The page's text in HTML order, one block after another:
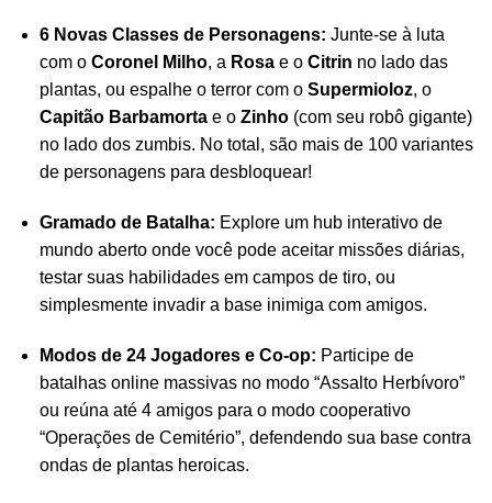
6 Novas Classes de Personagens: Junte-se à luta
com o Coronel Milho, a Rosae o Citrin no lado das
plantas, ou espalhe o terror com o Supermioloz, o
Capitão Barbamortae o Zinho(com seu robô gigante)
no lado dos zumbis. No total, são mais de 100 variantes
de personagens para desbloquear!
Gramado de Batalha: Explore um hub interativo de
mundo aberto onde você pode aceitar missões diárias,
testar suas habilidades em campos de tiro, ou
simplesmente invadir a base inimiga com amigos.
Modos de 24 Jogadores e Co-op: Participe de
batalhas online massivas no modo “Assalto Herbívoro”
ou reúna até 4 amigos para o modo cooperativo
“Operações de Cemitério”, defendendo sua base contra
ondas de plantas heroicas.